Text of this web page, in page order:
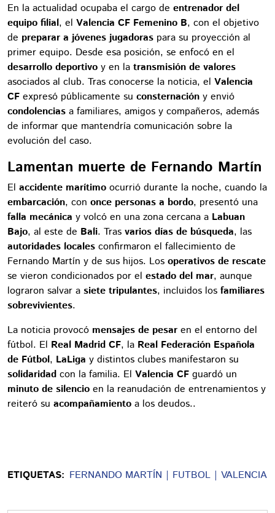
En la actualidad ocupaba el cargo de entrenador del
equipo filial, el Valencia CF Femenino B, con el objetivo
de preparar a jóvenes jugadoras para su proyección al
primer equipo. Desde esa posición, se enfocó en el
desarrollo deportivo y en la transmisión de valores
asociados al club. Tras conocerse la noticia, el Valencia
CF expresó públicamente su consternación y envió
condolencias a familiares, amigos y compañeros, además
de informar que mantendría comunicación sobre la
evolución del caso.
Lamentan muerte de Fernando Martín
El accidente marítimo ocurrió durante la noche, cuando la
embarcación, con once personas a bordo, presentó una
falla mecánica y volcó en una zona cercana a Labuan
Bajo, al este de Bali. Tras varios días de búsqueda, las
autoridades locales confirmaron el fallecimiento de
Fernando Martín y de sus hijos. Los operativos de rescate
se vieron condicionados por el estado del mar, aunque
lograron salvar a siete tripulantes, incluidos los familiares
sobrevivientes.
La noticia provocó mensajes de pesar en el entorno del
fútbol. El Real Madrid CF, la Real Federación Española
de Fútbol, LaLiga y distintos clubes manifestaron su
solidaridad con la familia. El Valencia CF guardó un
minuto de silencio en la reanudación de entrenamientos y
reiteró su acompañamiento a los deudos..
ETIQUETAS: FERNANDO MARTÍN FUTBOL VALENCIA